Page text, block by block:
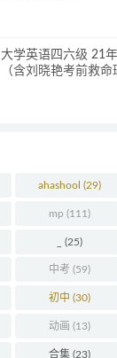
大学英语四六级 21
（含刘晓艳考前救命
ahashool (29)
mp (111)
(25)
中考 (59)
初中 (30)
动画 (13)
合集(23)